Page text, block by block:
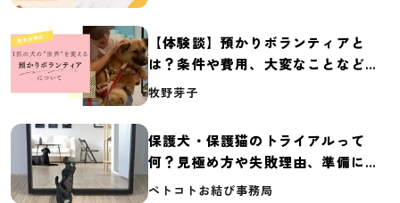
【体験談】預かりボランティアと
は？条件や費用、大変なことなど紹
介
牧野芽子
保護犬・保護猫のトライアルって
何？見極め方や失敗理由、準備に必
要なものを紹介
ペトコトお結び事務局